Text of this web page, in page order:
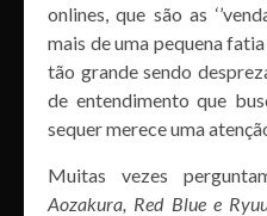
onlines, que são as
mais de uma pequena
tão grande sendo
de entendimento que
sequer merece uma
Muitas vezes
Aozakura, Red Blue e